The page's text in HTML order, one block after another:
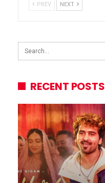
PREV NEXT
RECENT POSTS